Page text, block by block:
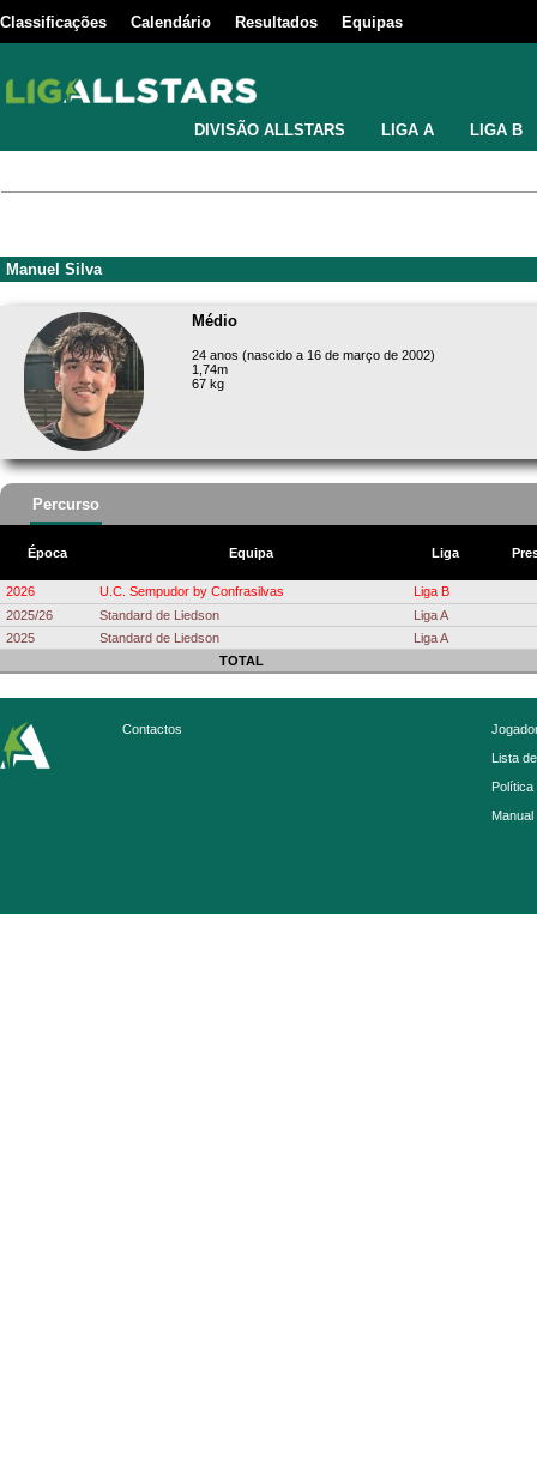
Classificações Calendário Resultados Equipas
DIVISÃO ALLSTARS LIGA A LIGA B
Manuel Silva
Médio
24 anos (nascido a 16 de março de 2002)
1,74m
67 kg
Percurso
Época Equipa Liga
2026 U.C. Sempudor by Confrasilvas
Liga B
2025/26
Standard de Liedson
Liga A
2025
Standard de Liedson
Liga A
TOTAL
Contactos
Lista
Política